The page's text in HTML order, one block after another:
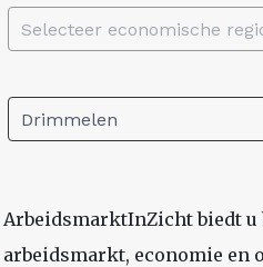
Selecteer economische
Drimmelen
ArbeidsmarktInZicht biedt u
arbeidsmarkt, economie en